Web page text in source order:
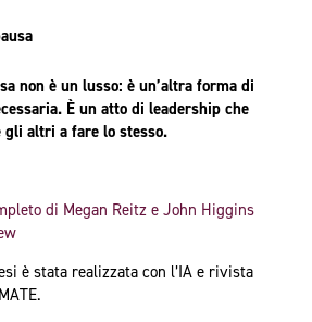
non è un lusso: è un’altra forma di
È un atto di leadership che
gli altri a fare lo stesso.
di Megan Reitz e John Higgins
è stata realizzata con l’IA e rivista